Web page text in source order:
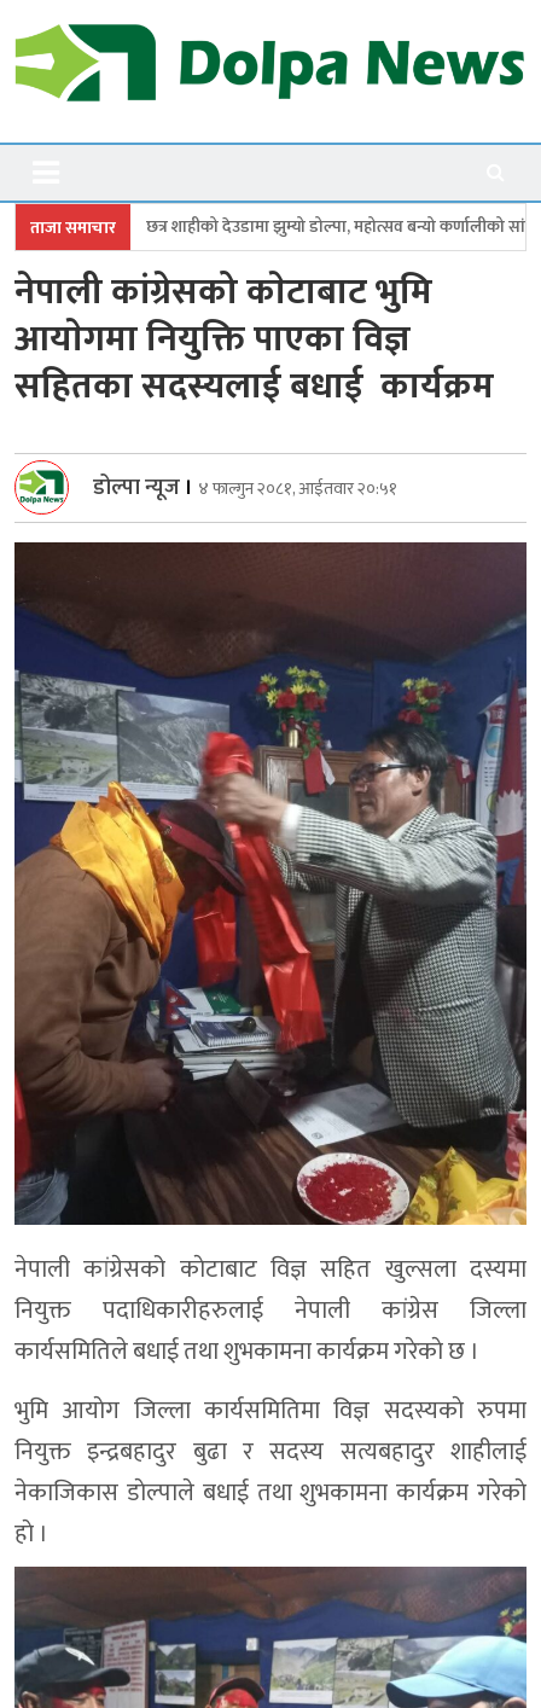
to
content
Dolpanews
ताजा समाचार
देउडामा झुम्यो डोल्पा, महोत्सव बन्यो कर्णालीको सांगीतिक उत्सव
नेपाली कांग्रेसको काेटाबाट भुमि
आयाेगमा नियुक्ति पाएका विज्ञ
सहितका सदस्यलाई बधाई कार्यक्रम
डोल्पा न्यूज । ४ फाल्गुन २०८१, आईतवार २०:५१
नेपाली कांग्रेसको काेटाबाट विज्ञ सहित खुल्सला दस्यमा
नियुक्त पदाधिकारीहरुलाई नेपाली कांग्रेस जिल्ला
कार्यसमितिले बधाई तथा शुभकामना कार्यक्रम गरेकाे छ ।
भुमि आयाेग जिल्ला कार्यसमितिमा विज्ञ सदस्यकाे रुपमा
नियुक्त इन्द्रबहादुर बुढा र सदस्य सत्यबहादुर शाहीलाई
नेकाजिकास डाेल्पाले बधाई तथा शुभकामना कार्यक्रम गरेकाे
हाे ।